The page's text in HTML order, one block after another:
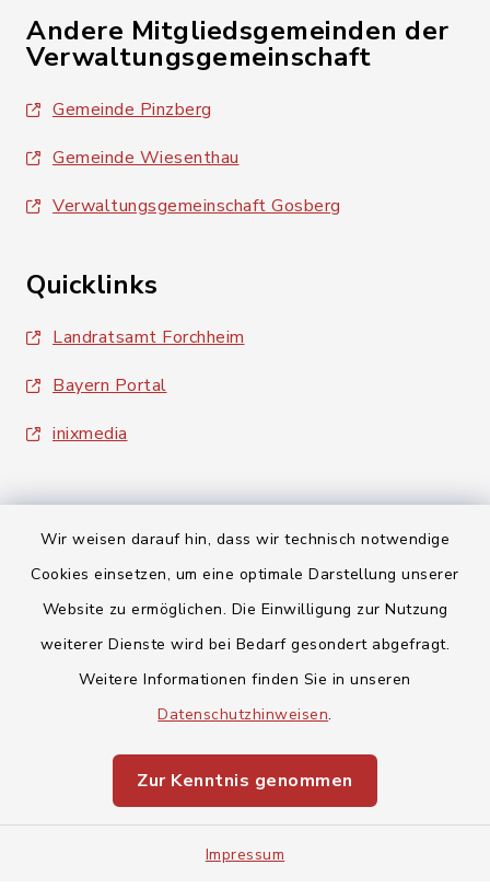
Wir weisen darauf hin, dass wir technisch notwendige
Cookies einsetzen, um eine optimale Darstellung unserer
Website zu ermöglichen. Die Einwilligung zur Nutzung
weiterer Dienste wird bei Bedarf gesondert abgefragt.
Weitere Informationen finden Sie in unseren
Datenschutzhinweisen.
Zur Kenntnis genommen
Impressum
Andere Mitgliedsgemeinden der
Verwaltungsgemeinschaft
Gemeinde Pinzberg
Gemeinde Wiesenthau
Verwaltungsgemeinschaft Gosberg
Quicklinks
Landratsamt Forchheim
Bayern Portal
inixmedia
Barrierefreiheit
Datenschutz
Sitemap